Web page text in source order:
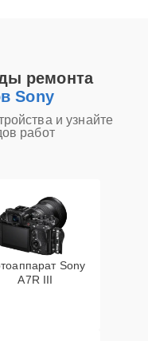
ремонта
Sony
и узнайте
работ
Sony
A7R III